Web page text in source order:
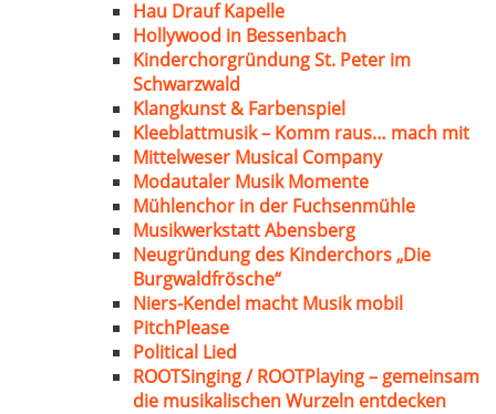
Hau Drauf Kapelle
Hollywood in Bessenbach
Kinderchorgründung St. Peter im
Schwarzwald
Klangkunst & Farbenspiel
Kleeblattmusik – Komm raus… mach mit
Mittelweser Musical Company
Modautaler Musik Momente
Mühlenchor in der Fuchsenmühle
Musikwerkstatt Abensberg
Neugründung des Kinderchors „Die
Burgwaldfrösche“
Niers-Kendel macht Musik mobil
PitchPlease
Political Lied
ROOTSinging / ROOTPlaying – gemeinsam
die musikalischen Wurzeln entdecken